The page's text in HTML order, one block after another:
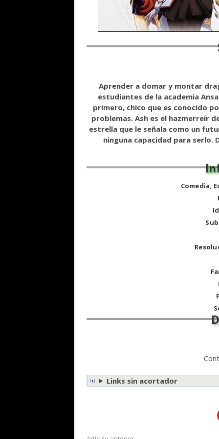
Aprender a domar y montar
estudiantes de la academia
primero, chico que es conocido
problemas. Ash es el hazmerreír
estrella que le señala como un
ninguna capacidad para serlo.
Comedia,
Links sin acortador